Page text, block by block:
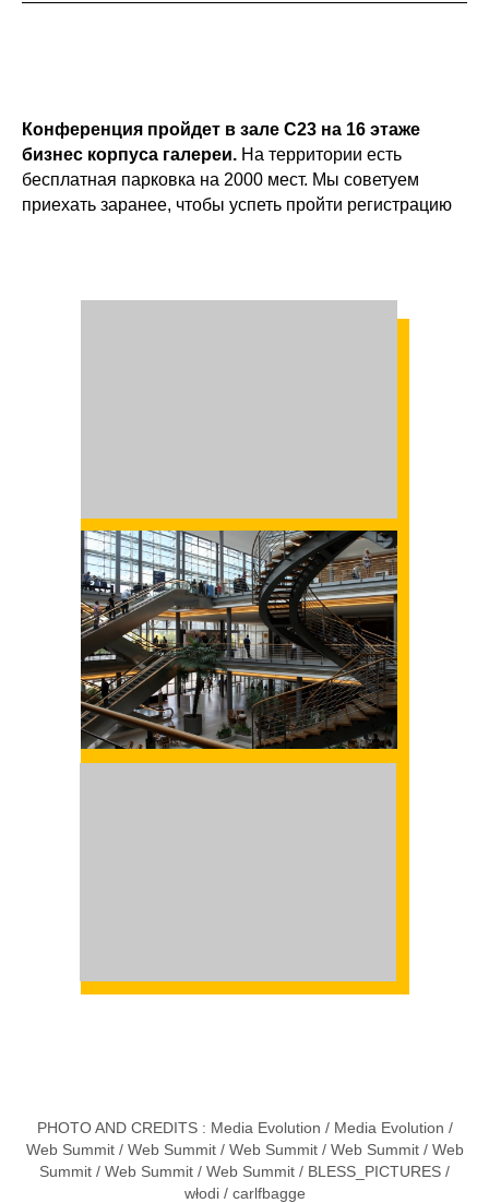
Конференция пройдет в зале С23 на 16 этаже
бизнес корпуса галереи. На территории есть
бесплатная парковка на 2000 мест. Мы советуем
приехать заранее, чтобы успеть пройти регистрацию
PHOTO AND CREDITS : Media Evolution / Media Evolution /
Web Summit/ Web Summit/ Web Summit/ Web Summit/ Web
Summit / Web Summit / Web Summit / BLESS_PICTURES /
włodi/ carlfbagge